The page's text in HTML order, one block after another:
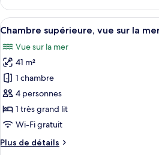
Bunk
beds)
Chambre
supérieure
(Mirage,
beds)
Afficher
toutes
les
photos
pour
ce
type
de
chambre :
Chambre
Un
11
Chambre supérieure, vue sur la
Vue sur la mer
41 m²
1 chambre
4 personnes
1 très grand lit
Wi-Fi gratuit
Plus de détails
Plus